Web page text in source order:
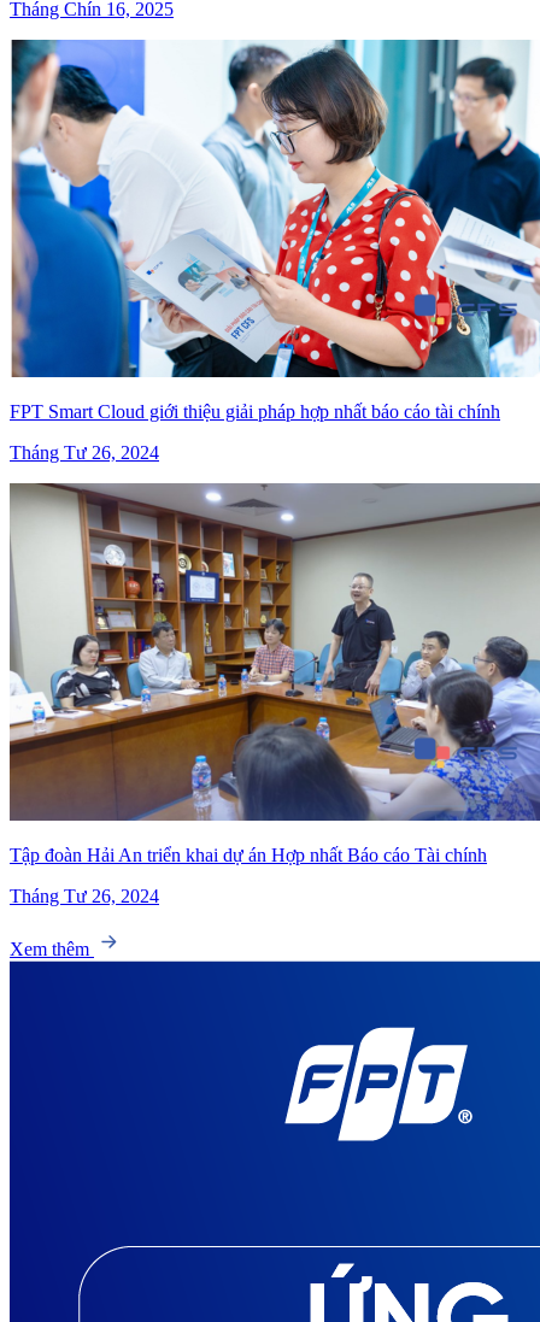
Tháng Chín 16, 2025
FPT Smart Cloud giới thiệu giải pháp hợp nhất báo cáo tài chính
Tháng Tư 26, 2024
Tập đoàn Hải An triển khai dự án Hợp nhất Báo cáo Tài chính
Tháng Tư 26, 2024
Xem thêm